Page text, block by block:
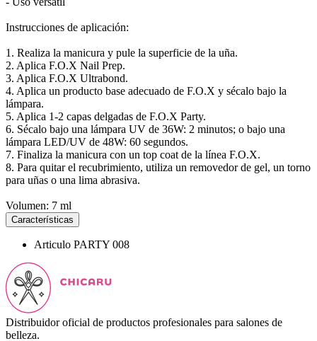
Instrucciones de aplicación:
1. Realiza la manicura y pule la superficie de la uña.
2. Aplica F.O.X Nail Prep.
3. Aplica F.O.X Ultrabond.
4. Aplica un producto base adecuado de F.O.X y sécalo bajo la
lámpara.
5. Aplica 1-2 capas delgadas de F.O.X Party.
6. Sécalo bajo una lámpara UV de 36W: 2 minutos; o bajo una
lámpara LED/UV de 48W: 60 segundos.
7. Finaliza la manicura con un top coat de la línea F.O.X.
8. Para quitar el recubrimiento, utiliza un removedor de gel, un torno
para uñas o una lima abrasiva.
Volumen: 7 ml
Características
Articulo PARTY 008
Distribuidor oficial de productos profesionales para salones de
belleza.